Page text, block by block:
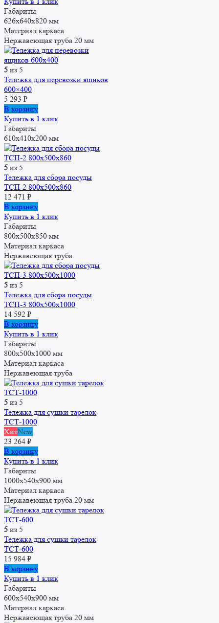
Габариты
626х640х820 мм
Материал каркаса
Нержавеющая труба 20 мм
5 из 5
Тележка для перевозки ящиков
600×400
5 293 ₽
В корзину
Купить в 1 клик
Габариты
610x410x200 мм
5 из 5
Тележка для сбора посуды
ТСП-2 800x500x860
12 471 ₽
В корзину
Купить в 1 клик
Габариты
800x500x850 мм
Материал каркаса
Нержавеющая труба
5 из 5
Тележка для сбора посуды
ТСП-3 800x500x1000
14 592 ₽
В корзину
Купить в 1 клик
Габариты
800x500x1000 мм
Материал каркаса
Нержавеющая труба
5 из 5
Тележка для сушки тарелок
ТСТ-1000
ХитNew
23 264 ₽
В корзину
Купить в 1 клик
Габариты
1000x540x900 мм
Материал каркаса
Нержавеющая труба 20 мм
5 из 5
Тележка для сушки тарелок
ТСТ-600
15 984 ₽
В корзину
Купить в 1 клик
Габариты
600x540x900 мм
Материал каркаса
Нержавеющая труба 20 мм